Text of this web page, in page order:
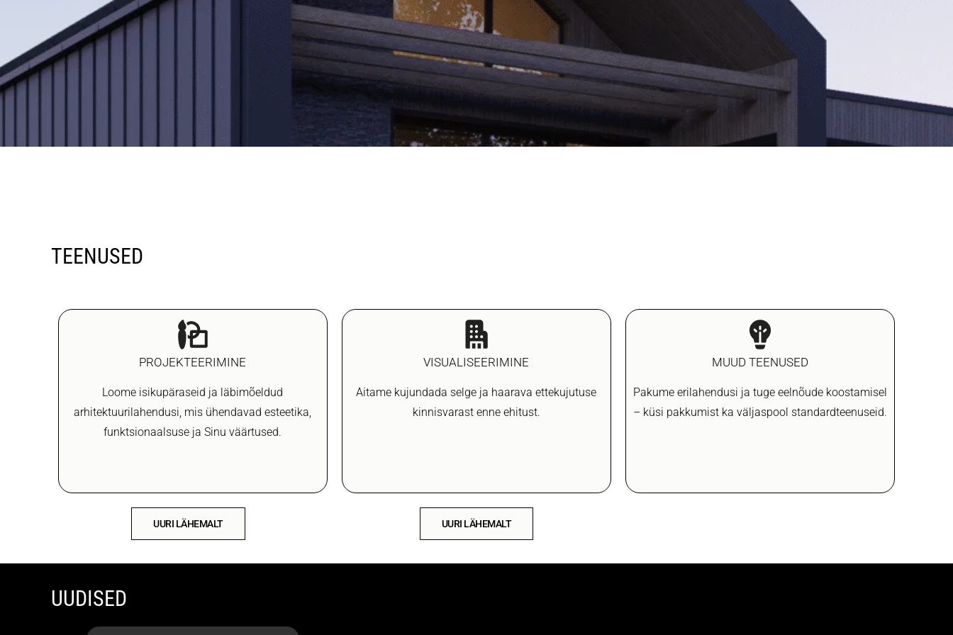
TEENUSED
PROJEKTEERIMINE
Loome isikupäraseid ja läbimõeldud
arhitektuurilahendusi, mis ühendavad esteetika,
funktsionaalsuse ja Sinu väärtused.
VISUALISEERIMINE
Aitame kujundada selge ja haarava ettekujutuse
kinnisvarast enne ehitust.
MUUD TEENUSED
Pakume erilahendusi ja tuge eelnõude koostamisel
– küsi pakkumist ka väljaspool standardteenuseid.
UURI LÄHEMALT UURI LÄHEMALT
UUDISED